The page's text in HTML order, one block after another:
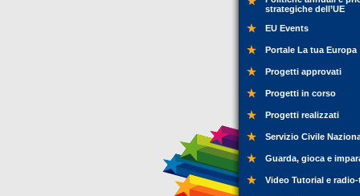
strategiche dell’UE
EU Events
Portale La tua Europa
Progetti approvati
Progetti in corso
Progetti realizzati
Servizio Civile
Guarda, gioca e
Video Tutorial e